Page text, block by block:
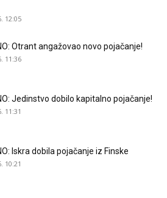
12:05
Otrant angažovao novo pojačanje!
11:36
Jedinstvo dobilo kapitalno pojačanje!
11:31
Iskra dobila pojačanje iz Finske
10:21